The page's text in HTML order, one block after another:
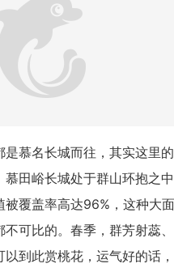
是慕名长城而往，其实这里
慕田峪长城处于群山环抱之
被覆盖率高达96%，这种大
不可比的。春季，群芳射蕊
以到此赏桃花，运气好的话